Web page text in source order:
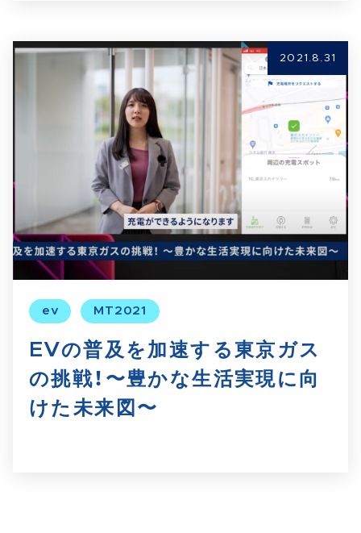
ev MT2021
EVの普及を加速する東京ガス
の挑戦！〜豊かな生活実現に向
けた未来図〜
2021.8.31